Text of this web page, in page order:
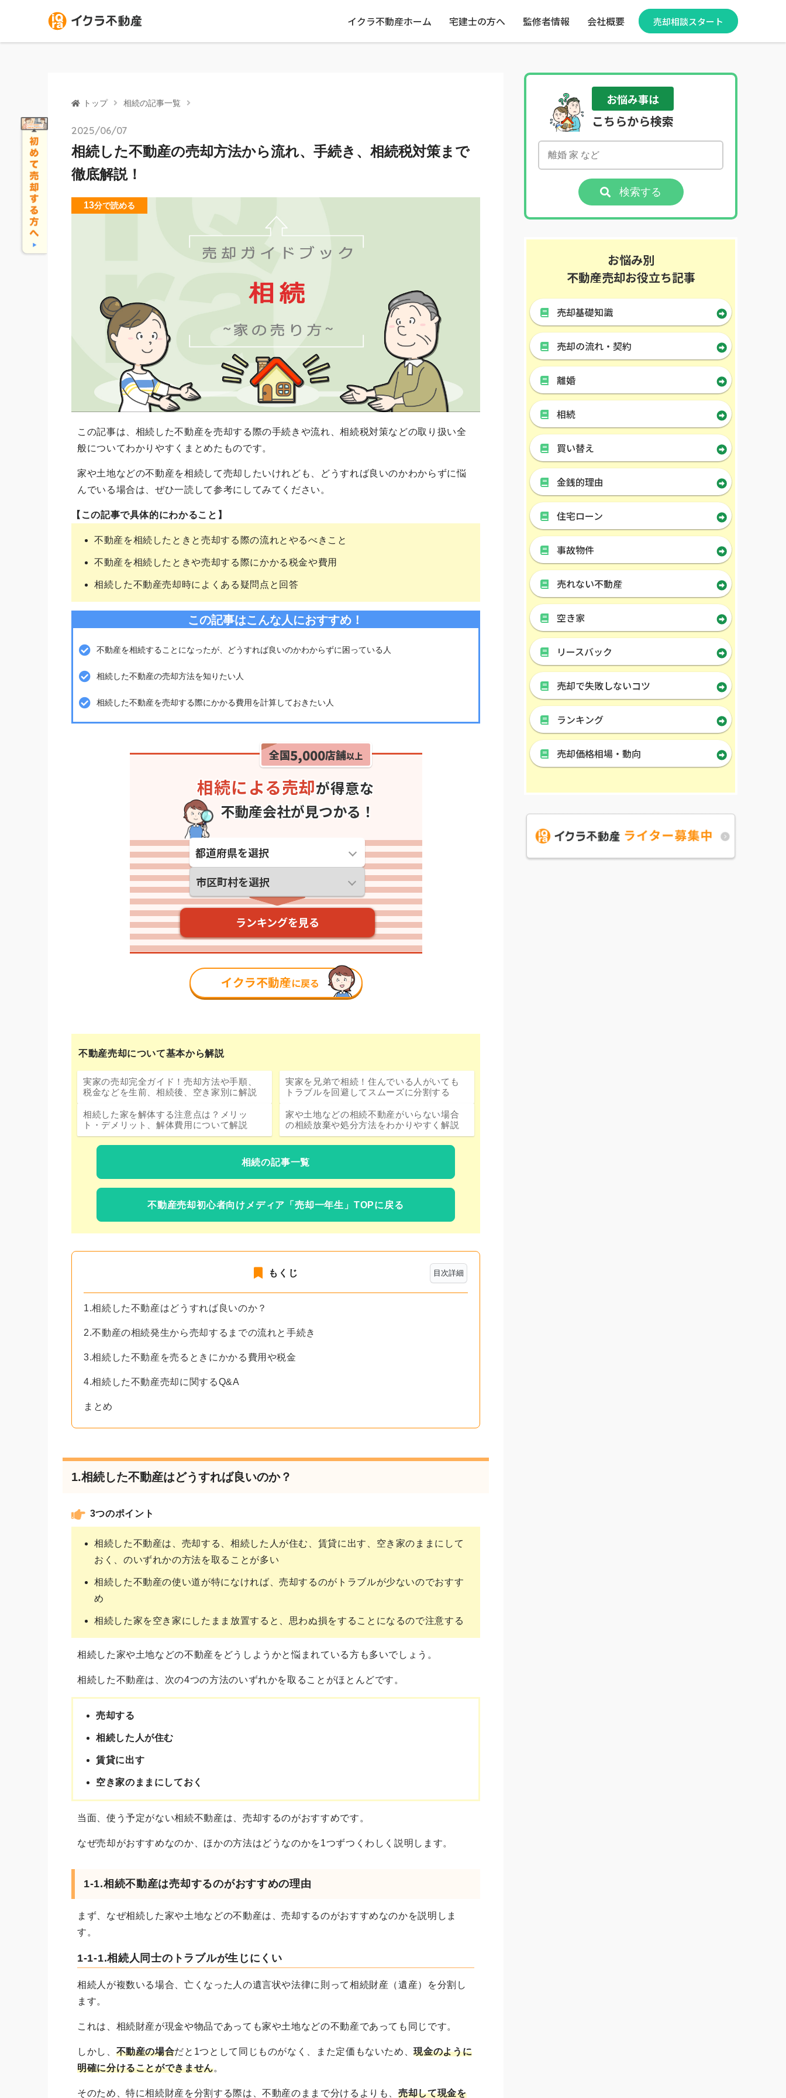
イクラ不動産ホーム 宅建士の方へ 監修者情報 会社概要 売却相談スタート
トップ 相続の記事一覧
2025/06/07
相続した不動産の売却方法から流れ、手続き、相続税対策まで
徹底解説！
13分で読める
この記事は、相続した不動産を売却する際の手続きや流れ、相続税対策などの取り扱い全
般についてわかりやすくまとめたものです。
家や土地などの不動産を相続して売却したいけれども、どうすれば良いのかわからずに悩
んでいる場合は、ぜひ一読して参考にしてみてください。
【この記事で具体的にわかること】
不動産を相続したときと売却する際の流れとやるべきこと
不動産を相続したときや売却する際にかかる税金や費用
相続した不動産売却時によくある疑問点と回答
この記事はこんな人におすすめ！
不動産を相続することになったが、どうすれば良いのかわからずに困っている人
相続した不動産の売却方法を知りたい人
相続した不動産を売却する際にかかる費用を計算しておきたい人
不動産売却について基本から解説
実家の売却完全ガイド！売却方法や手順、
税金などを生前、相続後、空き家別に解説
実家を兄弟で相続！住んでいる人がいても
トラブルを回避してスムーズに分割する
相続した家を解体する注意点は？メリッ
ト・デメリット、解体費用について解説
家や土地などの相続不動産がいらない場合
の相続放棄や処分方法をわかりやすく解説
相続の記事一覧
不動産売却初心者向けメディア 「売却一年生」TOPに戻る
目次詳細
もくじ
1.相続した不動産はどうすれば良いのか？
2.不動産の相続発生から売却するまでの流れと手続き
3.相続した不動産を売るときにかかる費用や税金
4.相続した不動産売却に関するQ&A
まとめ
1.相続した不動産はどうすれば良いのか？
3つのポイント
相続した不動産は、売却する、相続した人が住む、賃貸に出す、空き家のままにして
おく、のいずれかの方法を取ることが多い
相続した不動産の使い道が特になければ、売却するのがトラブルが少ないのでおすす
め
相続した家を空き家にしたまま放置すると、思わぬ損をすることになるので注意する
相続した家や土地などの不動産をどうしようかと悩まれている方も多いでしょう。
相続した不動産は、次の4つの方法のいずれかを取ることがほとんどです。
売却する
相続した人が住む
賃貸に出す
空き家のままにしておく
当面、使う予定がない相続不動産は、売却するのがおすすめです。
なぜ売却がおすすめなのか、ほかの方法はどうなのかを1つずつくわしく説明します。
1-1.相続不動産は売却するのがおすすめの理由
まず、なぜ相続した家や土地などの不動産は、売却するのがおすすめなのかを説明しま
す。
1-1-1.相続人同士のトラブルが生じにくい
相続人が複数いる場合、亡くなった人の遺言状や法律に則って相続財産（遺産）を分割し
ます。
これは、相続財産が現金や物品であっても家や土地などの不動産であっても同じです。
しかし、 不動産の場合だと1つとして同じものがなく、また定価もないため、現金のように
明確に分けることができません。
そのため、特に相続財産を分割する際は、不動産のままで分けるよりも、売却して現金を
お悩み事は
こちらから検索
検索する
お悩み別
不動産売却お役立ち記事
売却基礎知識
売却の流れ・契約
離婚
相続
買い替え
金銭的理由
住宅ローン
事故物件
売れない不動産
空き家
リースバック
売却で失敗しないコツ
ランキング
売却価格相場・動向